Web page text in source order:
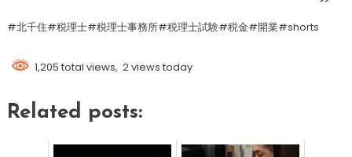
#北千住#税理士#税理士事務所#税理士試験#税金#開業#shorts
1,205 total views, 2 views today
Related posts: